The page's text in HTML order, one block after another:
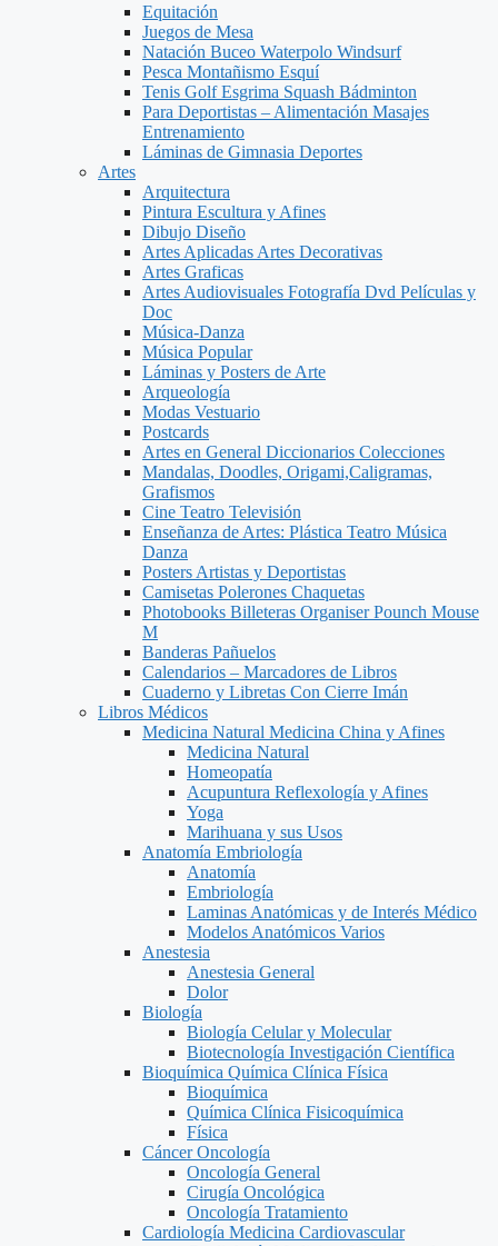
Equitación
Juegos de Mesa
Natación Buceo Waterpolo Windsurf
Pesca Montañismo Esquí
Tenis Golf Esgrima Squash Bádminton
Para Deportistas – Alimentación Masajes
Entrenamiento
Láminas de Gimnasia Deportes
Artes
Arquitectura
Pintura Escultura y Afines
Dibujo Diseño
Artes Aplicadas Artes Decorativas
Artes Graficas
Artes Audiovisuales Fotografía Dvd Películas y
Doc
Música-Danza
Música Popular
Láminas y Posters de Arte
Arqueología
Modas Vestuario
Postcards
Artes en General Diccionarios Colecciones
Mandalas, Doodles, Origami,Caligramas,
Grafismos
Cine Teatro Televisión
Enseñanza de Artes: Plástica Teatro Música
Danza
Posters Artistas y Deportistas
Camisetas Polerones Chaquetas
Photobooks Billeteras Organiser Pounch Mouse
M
Banderas Pañuelos
Calendarios – Marcadores de Libros
Cuaderno y Libretas Con Cierre Imán
Libros Médicos
Medicina Natural Medicina China y Afines
Medicina Natural
Homeopatía
Acupuntura Reflexología y Afines
Yoga
Marihuana y sus Usos
Anatomía Embriología
Anatomía
Embriología
Laminas Anatómicas y de Interés Médico
Modelos Anatómicos Varios
Anestesia
Anestesia General
Dolor
Biología
Biología Celular y Molecular
Biotecnología Investigación Científica
Bioquímica Química Clínica Física
Bioquímica
Química Clínica Fisicoquímica
Física
Cáncer Oncología
Oncología General
Cirugía Oncológica
Oncología Tratamiento
Cardiología Medicina Cardiovascular